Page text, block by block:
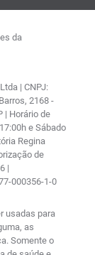
da
| CNPJ:
2168 -
| Horário de
e Sábado
Regina
de
|
000356-1-0
usadas para
as
Somente o